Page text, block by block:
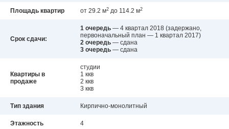
Площадь квартир от 29.2 м2 до 114.2 м2
Срок сдачи:
1 очередь — 4 квартал 2018 (задержано,
первоначальный план — 1 квартал 2017)
2 очередь — сдана
3 очередь — сдана
Квартиры в
продаже
студии
1 ккв
2 ккв
3 ккв
Тип здания Кирпично-монолитный
Этажность 4